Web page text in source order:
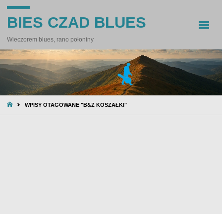
BIES CZAD BLUES
Wieczorem blues, rano połoniny
STRONA
WPISY OTAGOWANE "B&Z KOSZAŁKI"